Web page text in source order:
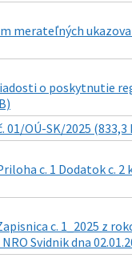
merateľných
o poskytnutie
01/OÚ-SK/2025 (833,3
c. 1 Dodatok c. 2
c. 1_2025 z
Svidnik dna